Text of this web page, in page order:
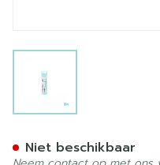
Niet beschikbaar